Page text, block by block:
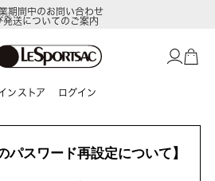
期間中のお問い合わせ
発送についてのご案内
ンストア ログイン
パスワード再設定について】